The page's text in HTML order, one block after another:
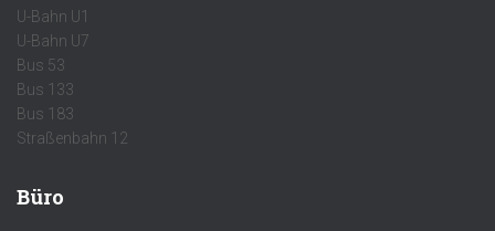
U-Bahn U1
U-Bahn U7
Bus 53
Bus 133
Bus 183
Straßenbahn 12
Büro